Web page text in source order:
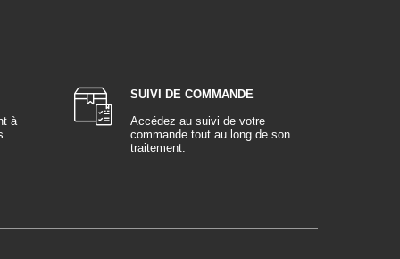
à
SUIVI DE COMMANDE
Accédez au suivi de votre
commande tout au long de son
traitement.